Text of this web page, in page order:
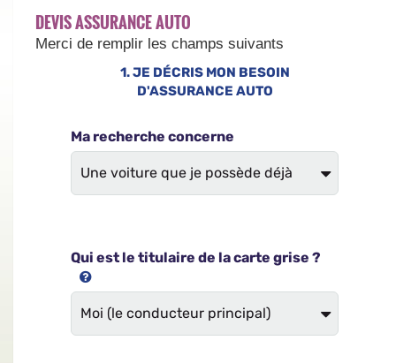
DEVIS ASSURANCE AUTO
Merci de remplir les champs suivants